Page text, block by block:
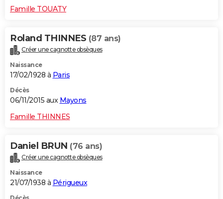
Famille TOUATY
Roland THINNES (87 ans)
Créer une cagnotte obsèques
Naissance
17/02/1928 à Paris
Décès
06/11/2015 aux Mayons
Famille THINNES
Daniel BRUN (76 ans)
Créer une cagnotte obsèques
Naissance
21/07/1938 à Périgueux
Décès